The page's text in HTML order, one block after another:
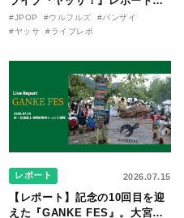
リリースから30年を迎えたアル
バム『バンザイ』完全再現に、
た日。
#JPOP #ウルフルズ
#バンザイ
#ヤッサ
#ライブレポ
レポート 2026.07.15
【レポート】記念の10回目を迎
えた『GANKE FES』。大宮エ